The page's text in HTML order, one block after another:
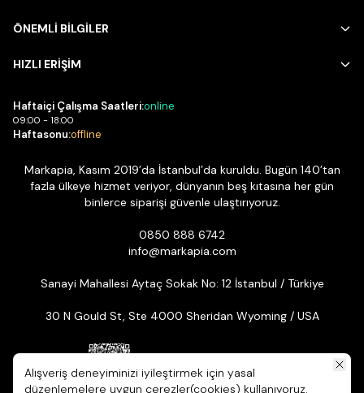
Alışveriş deneyiminizi iyileştirmek için yasal
düzenlemelere uygun çerezler(cookies) kullanıyoruz.
ÖNEMLİ BİLGİLER
HIZLI ERİŞİM
Haftaiçi Çalışma Saatleri:online
09:00 - 18:00
Haftasonu:offline
Markapia, Kasım 2019’da İstanbul’da kuruldu. Bugün 140’tan
fazla ülkeye hizmet veriyor, dünyanın beş kıtasına her gün
binlerce siparişi güvenle ulaştırıyoruz.
0850 888 6742
info@markapia.com
Sanayi Mahallesi Aytaç Sokak No: 12 İstanbul / Türkiye
30 N Gould St, Ste 4000 Sheridan Wyoming / USA